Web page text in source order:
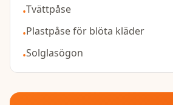
•Tvättpåse
•Plastpåse för blöta kläder
•Solglasögon